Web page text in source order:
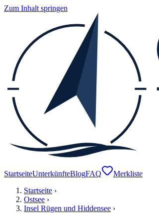
Zum Inhalt springen
StartseiteUnterkünfteBlogFAQ
Merkliste
Startseite ›
Ostsee ›
Insel Rügen und Hiddensee ›